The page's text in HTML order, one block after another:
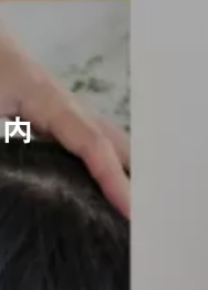
麻痺の後遺症と
治療の効果と注意